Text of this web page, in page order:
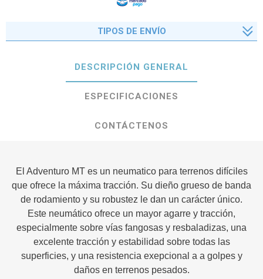
TIPOS DE ENVÍO
DESCRIPCIÓN GENERAL
ESPECIFICACIONES
CONTÁCTENOS
El Adventuro MT es un neumatico para terrenos difíciles
que ofrece la máxima tracción. Su dieño grueso de banda
de rodamiento y su robustez le dan un carácter único.
Este neumático ofrece un mayor agarre y tracción,
especialmente sobre vías fangosas y resbaladizas, una
excelente tracción y estabilidad sobre todas las
superficies, y una resistencia exepcional a a golpes y
daños en terrenos pesados.